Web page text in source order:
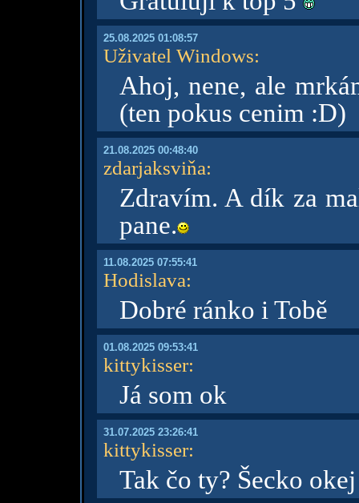
25.08.2025 01:08:57
Uživatel Windows:
Ahoj, nene, ale
(ten pokus cenim :D)
21.08.2025 00:48:40
zdarjaksviňa:
Zdravím. A dík za
pane.
11.08.2025 07:55:41
Hodislava:
Dobré ránko i Tobě
01.08.2025 09:53:41
kittykisser:
Já som ok
31.07.2025 23:26:41
kittykisser:
Tak čo ty? Šecko